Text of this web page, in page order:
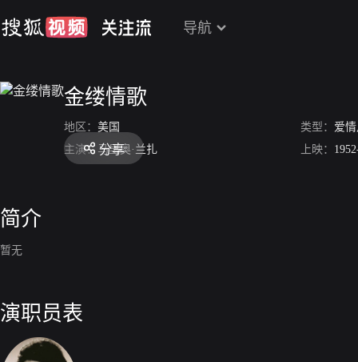
导航
金缕情歌
地区： 美国 类型： 爱
主演： 马里奥·兰扎 上映：
分享
简介
暂无
演职员表